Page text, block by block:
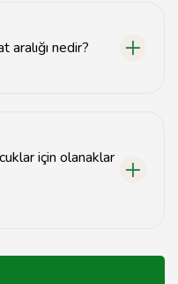
nedir?
için olanaklar
sunmaktadır.